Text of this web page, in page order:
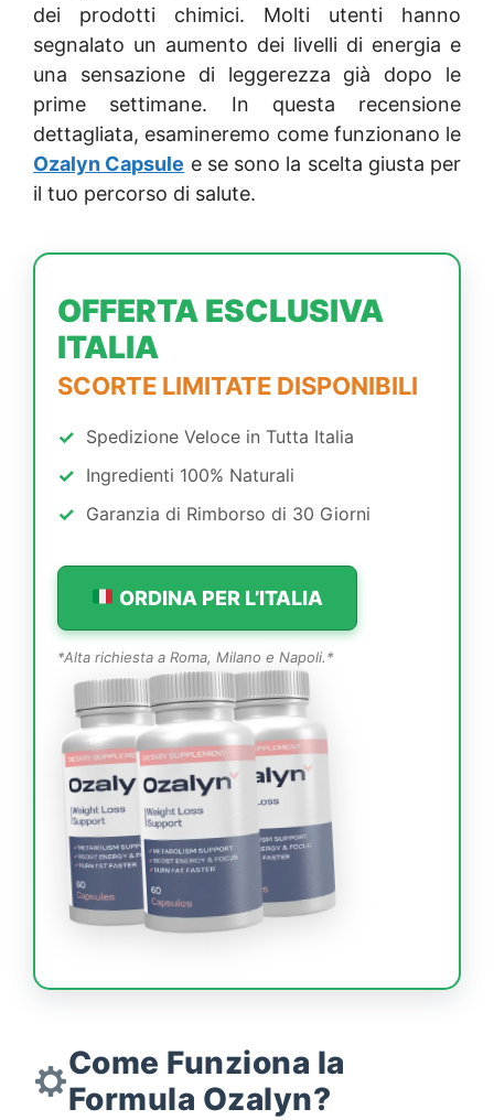
dei prodotti chimici. Molti utenti hanno
segnalato un aumento dei livelli di energia e
una sensazione di leggerezza già dopo le
prime settimane. In questa recensione
dettagliata, esamineremo come funzionano le
Ozalyn Capsule e se sono la scelta giusta per
il tuo percorso di salute.
OFFERTA ESCLUSIVA
ITALIA
SCORTE LIMITATE DISPONIBILI
✓ Spedizione Veloce in Tutta Italia
✓ Ingredienti 100% Naturali
✓ Garanzia di Rimborso di 30 Giorni
ORDINA PER L’ITALIA
*Alta richiesta a Roma, Milano e Napoli.*
Come Funziona la
Formula Ozalyn?